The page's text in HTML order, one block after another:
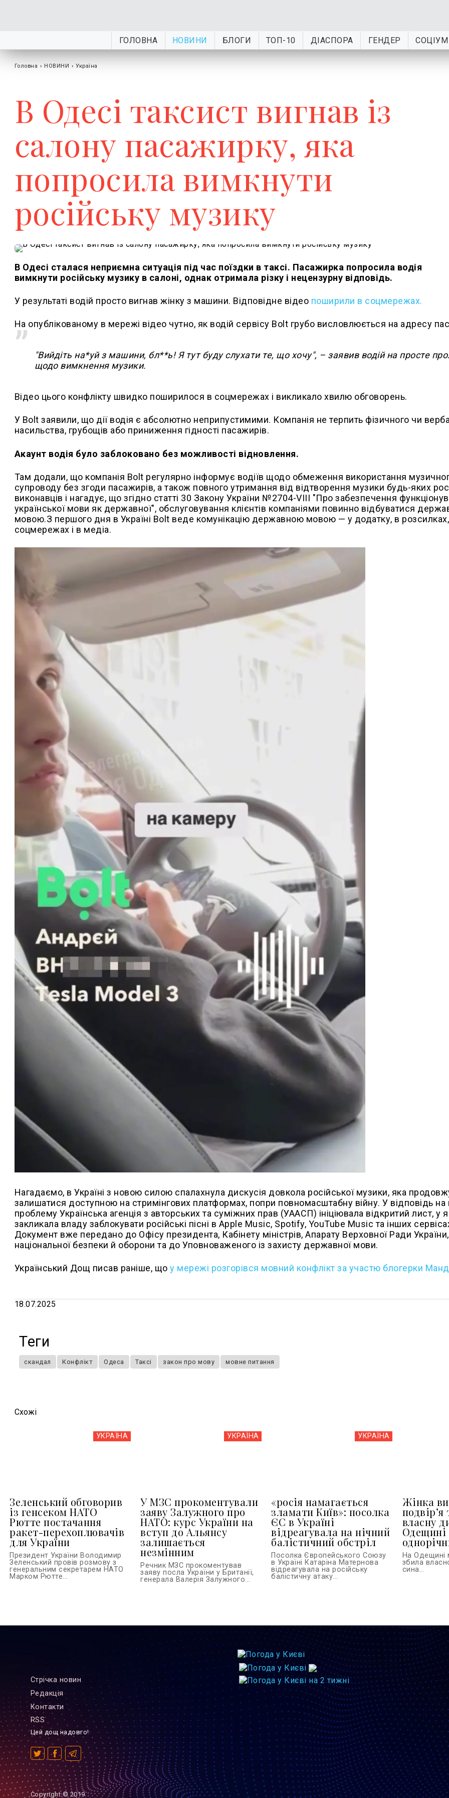
ГОЛОВНА НОВИНИ БЛОГИ ТОП-10 ДІАСПОРА ГЕНДЕР СОЦІУМ
Головна › НОВИНИ › Україна
В Одесі таксист вигнав із
салону пасажирку, яка
попросила вимкнути
російську музику
В Одесі сталася неприємна ситуація під час поїздки в таксі. Пасажирка попросила водія
вимкнути російську музику в салоні, однак отримала різку і нецензурну відповідь.
У результаті водій просто вигнав жінку з машини. Відповідне відео поширили в соцмережах.
На опублікованому в мережі відео чутно, як водій сервісу Bolt грубо висловлюється на адресу
"Вийдіть на*уй з машини, бл**ь! Я тут буду слухати те, що хочу", – заявив водій на просте
щодо вимкнення музики.
Відео цього конфлікту швидко поширилося в соцмережах і викликало хвилю обговорень.
У Bolt заявили, що дії водія є абсолютно неприпустимими. Компанія не терпить фізичного чи
насильства, грубощів або приниження гідності пасажирів.
Акаунт водія було заблоковано без можливості відновлення.
Там додали, що компанія Bolt регулярно інформує водіїв щодо обмеження використання
супроводу без згоди пасажирів, а також повного утримання від відтворення музики будь-яких
виконавців і нагадує, що згідно статті 30 Закону України №2704-VIII "Про забезпечення
української мови як державної", обслуговування клієнтів компаніями повинно відбуватися
мовою.З першого дня в Україні Bolt веде комунікацію державною мовою — у додатку, в
соцмережах і в медіа.
Нагадаємо, в Україні з новою силою спалахнула дискусія довкола російської музики, яка
залишатися доступною на стримінгових платформах, попри повномасштабну війну. У відповідь
проблему Українська агенція з авторських та суміжних прав (УААСП) ініціювала відкритий лист, у
закликала владу заблокувати російські пісні в Apple Music, Spotify, YouTube Music та інших
Документ вже передано до Офісу президента, Кабінету міністрів, Апарату Верховної Ради
національної безпеки й оборони та до Уповноваженого із захисту державної мови.
Український Дощ писав раніше, щоу мережі розгорівся мовний конфлікт за участю блогерки
18.07.2025
Теги
скандал Конфлікт Одеса Таксі закон про мову мовне питання
Схожi
УКРАЇНА
Зеленський обговорив
із генсеком НАТО
Рютте постачання
ракет-перехоплювачів
для України
Президент України Володимир
Зеленський провів розмову з
генеральним секретарем НАТО
Марком Рютте...
УКРАЇНА
У МЗС прокоментували
заяву Залужного про
НАТО: курс України на
вступ до Альянсу
залишається
незмінним
Речник МЗС прокоментував
заяву посла України у Британії,
генерала Валерія Залужного...
УКРАЇНА
«росія намагається
зламати Київ»: посолка
ЄС в Україні
відреагувала на нічний
балістичний обстріл
Посолка Європейського Союзу
в Україні Катаріна Матернова
відреагувала на російську
балістичну атаку...
Жінка
власну
Одещині
На Одещині
збила
сина...
Стрiчка новин
Редакцiя
Контакти
RSS
Цей дощ надовго!
Copyright © 2019